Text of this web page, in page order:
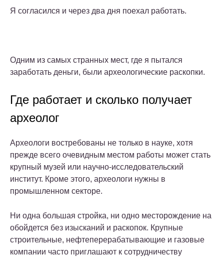
Я согласился и через два дня поехал работать.
Одним из самых странных мест, где я пытался
заработать деньги, были археологические раскопки.
Где работает и сколько получает
археолог
Археологи востребованы не только в науке, хотя
прежде всего очевидным местом работы может стать
крупный музей или научно-исследовательский
институт. Кроме этого, археологи нужны в
промышленном секторе.
Ни одна большая стройка, ни одно месторождение на
обойдется без изысканий и раскопок. Крупные
строительные, нефтеперерабатывающие и газовые
компании часто приглашают к сотрудничеству